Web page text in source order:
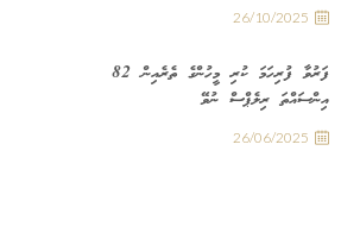
26/10/2025
ފަރުވާ ފުރިހަމަ ކުރި މީހުންގެ ތެރެއިން 82
އިންސައްތަ ރިލެޕްސް ނުވޭ
26/06/2025